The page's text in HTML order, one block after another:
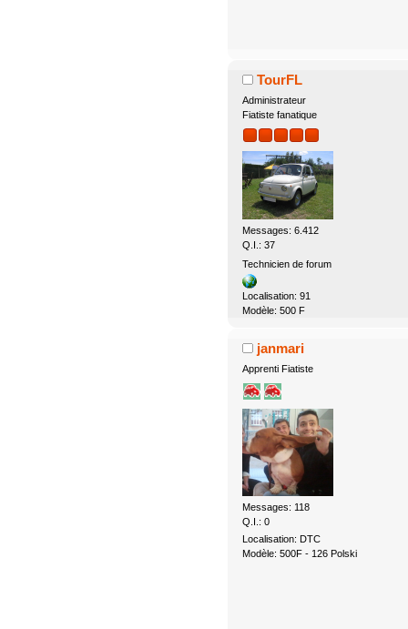
TourFL
Administrateur
Fiatiste fanatique
Messages: 6.412
Q.I.: 37
Technicien de forum
Localisation: 91
Modèle: 500 F
janmari
Apprenti Fiatiste
Messages: 118
Q.I.: 0
Localisation: DTC
Modèle: 500F - 126 Polski